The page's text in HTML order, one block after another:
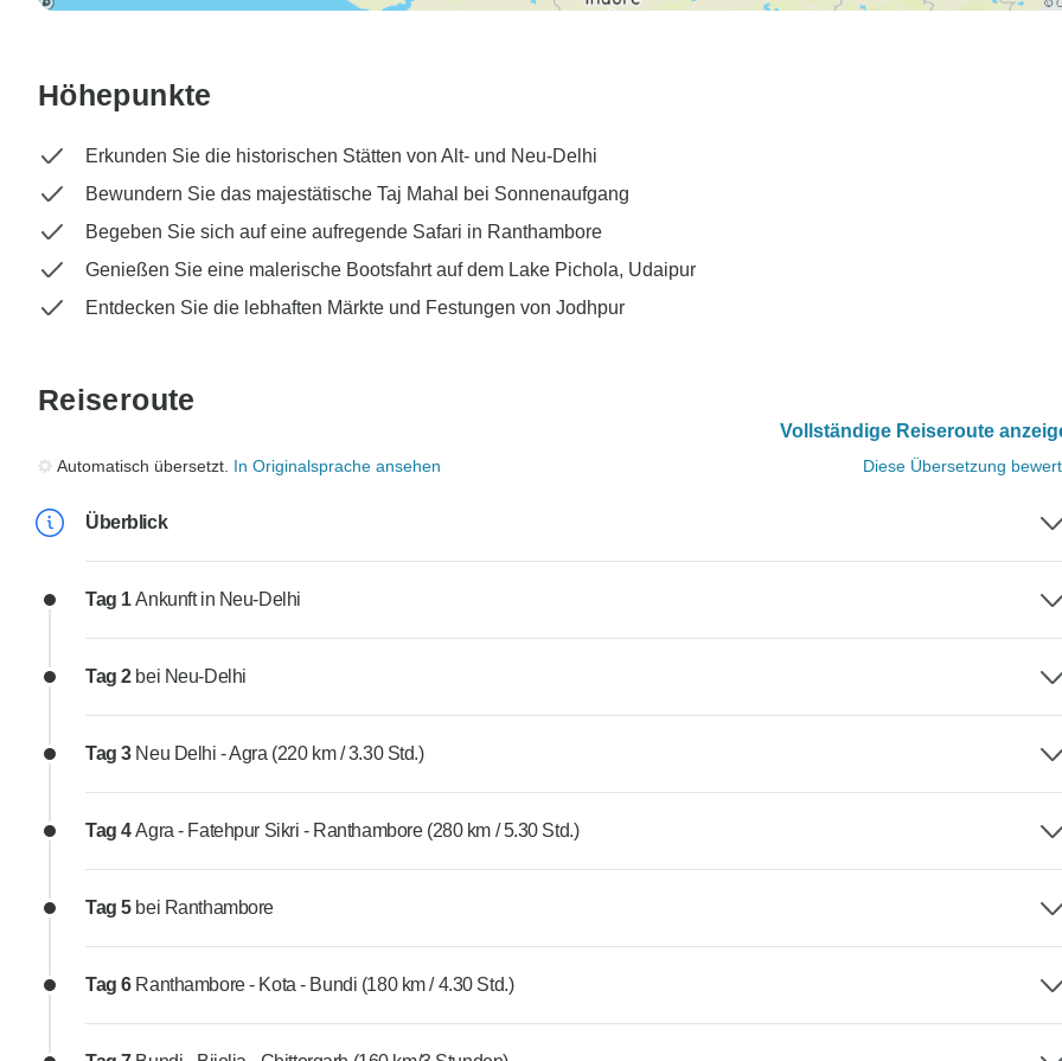
Höhepunkte
Erkunden Sie die historischen Stätten von Alt- und Neu-Delhi
Bewundern Sie das majestätische Taj Mahal bei Sonnenaufgang
Begeben Sie sich auf eine aufregende Safari in Ranthambore
Genießen Sie eine malerische Bootsfahrt auf dem Lake Pichola, Udaipur
Entdecken Sie die lebhaften Märkte und Festungen von Jodhpur
Reiseroute
Vollständige Reiseroute
Automatisch übersetzt. In Originalsprache ansehen Diese Übersetzung
Überblick
Tag 1Ankunft in Neu-Delhi
Tag 2 bei Neu-Delhi
Tag 3 Neu Delhi - Agra (220 km / 3.30 Std.)
Tag 4Agra - Fatehpur Sikri - Ranthambore (280 km / 5.30 Std.)
Tag 5 bei Ranthambore
Tag 6 Ranthambore - Kota - Bundi (180 km / 4.30 Std.)